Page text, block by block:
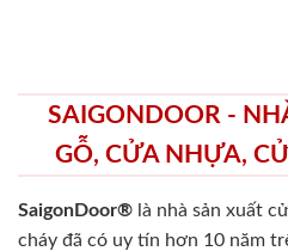
SAIGONDOOR -
GỖ, CỬA NHỰA,
SaigonDoor® là nhà sản xuất
cháy đã có uy tín hơn 10 năm